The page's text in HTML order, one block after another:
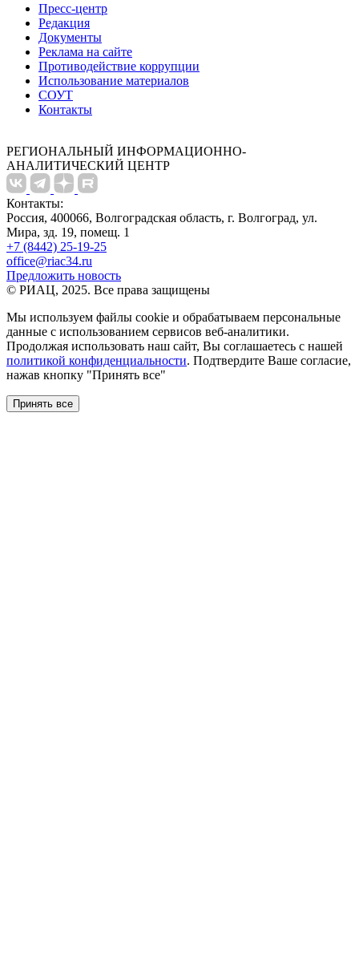
Пресс-центр
Редакция
Документы
Реклама на сайте
Противодействие коррупции
Использование материалов
СОУТ
Контакты
РЕГИОНАЛЬНЫЙ ИНФОРМАЦИОННО-
АНАЛИТИЧЕСКИЙ ЦЕНТР
Контакты:
Россия, 400066, Волгоградская область, г. Волгоград, ул.
Мира, зд. 19, помещ. 1
+7 (8442) 25-19-25
office@riac34.ru
Предложить новость
© РИАЦ, 2025. Все права защищены
Мы используем файлы сookie и обрабатываем персональные
данные с использованием сервисов веб-аналитики.
Продолжая использовать наш сайт, Вы соглашаетесь с нашей
политикой конфиденциальности. Подтвердите Ваше согласие,
нажав кнопку "Принять все"
Принять все